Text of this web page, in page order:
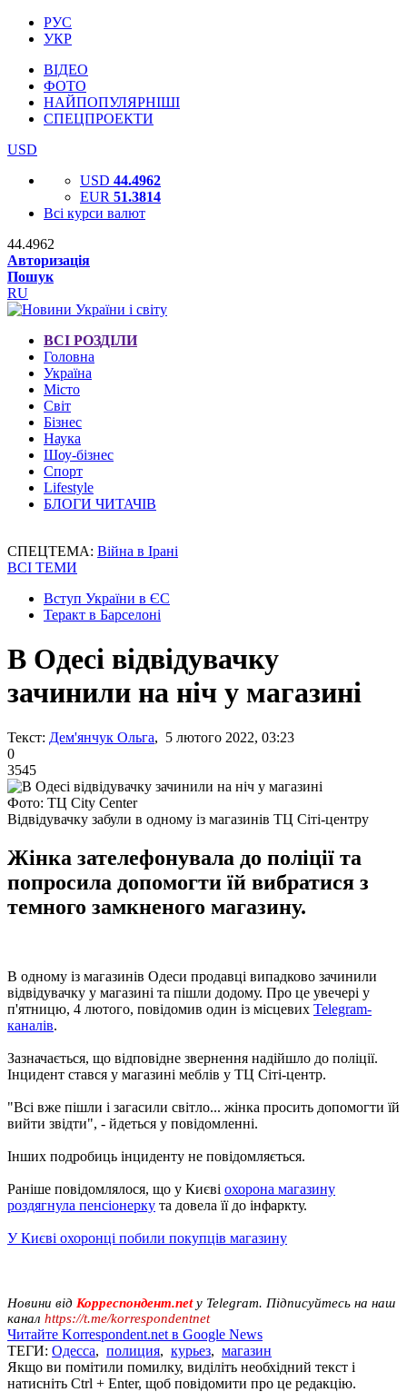
РУС
УКР
ВІДЕО
ФОТО
НАЙПОПУЛЯРНІШІ
СПЕЦПРОЕКТИ
USD
USD 44.4962
EUR 51.3814
Всі курси валют
44.4962
Авторизація
Пошук
RU
ВСІ РОЗДІЛИ
Головна
Україна
Місто
Світ
Бізнес
Наука
Шоу-бізнес
Спорт
Lifestyle
БЛОГИ ЧИТАЧІВ
СПЕЦТЕМА: Війна в Ірані
ВСІ ТЕМИ
Вступ України в ЄС
Теракт в Барселоні
В Одесі відвідувачку
зачинили на ніч у магазині
Текст: Дем'янчук Ольга, 5 лютого 2022, 03:23
0
3545
Фото: ТЦ City Center
Відвідувачку забули в одному із магазинів ТЦ Сіті-центру
Жінка зателефонувала до поліції та
попросила допомогти їй вибратися з
темного замкненого магазину.
В одному із магазинів Одеси продавці випадково зачинили
відвідувачку у магазині та пішли додому. Про це увечері у
п'ятницю, 4 лютого, повідомив один із місцевих Telegram-
каналів.
Зазначається, що відповідне звернення надійшло до поліції.
Інцидент стався у магазині меблів у ТЦ Сіті-центр.
"Всі вже пішли і загасили світло... жінка просить допомогти їй
вийти звідти", - йдеться у повідомленні.
Інших подробиць інциденту не повідомляється.
Раніше повідомлялося, що у Києві охорона магазину
роздягнула пенсіонерку та довела її до інфаркту.
У Києві охоронці побили покупців магазину
Новини від Корреспондент.netу Telegram. Підписуйтесь на наш
канал https://t.me/korrespondentnet
Читайте Korrespondent.net в Google News
ТЕГИ: Одесса, полиция, курьез, магазин
Якщо ви помітили помилку, виділіть необхідний текст і
натисніть Ctrl + Enter, щоб повідомити про це редакцію.